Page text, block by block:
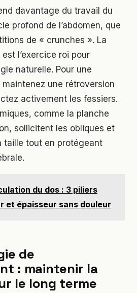
davantage du travail du
profond de l’abdomen, que
de « crunches ». La
est l’exercice roi pour
naturelle. Pour une
une rétroversion
activement les fessiers.
comme la planche
sollicitent les obliques et
taille tout en protégeant
du dos : 3 piliers
et épaisseur sans douleur
de
: maintenir la
le long terme